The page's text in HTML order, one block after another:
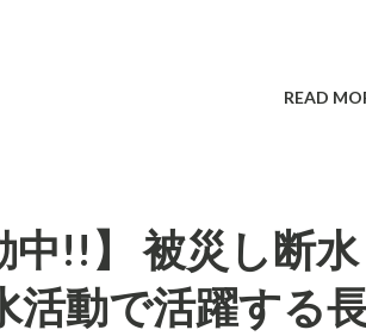
READ
中!!】 被災し断水
活動で活躍する